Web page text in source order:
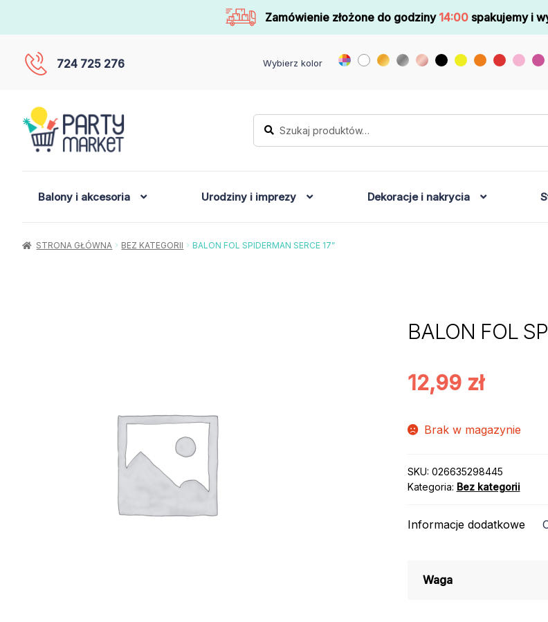
Zamówienie złożone do godziny 14:00 spakujemy i
724 725 276 Wybierz kolor
Szukaj:
Szukaj
Balony i akcesoria Urodziny i imprezy Dekoracje i nakrycia
STRONA GŁÓWNA BEZ KATEGORII BALON FOL SPIDERMAN SERCE 17”
BALON FOL
12,99 zł
Brak w magazynie
SKU: 026635298445
Kategoria: Bez kategorii
Informacje dodatkowe
Waga